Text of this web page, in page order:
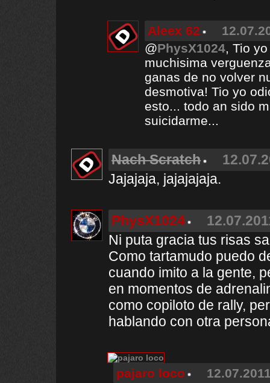
Aleex 62
@PhysX1024, Tio
muchisima
ganas de no volver
desmotiva! Tio yo
esto... todo an sido
suicidarme...
Nach Scratch
Jajajaja, jajajajaja.
PhysX1024
Ni puta gracia tus risas
Como tartamudo puedo
cuando imito a la gente,
en momentos de
como copiloto de rally,
hablando con otra
pajaro loco